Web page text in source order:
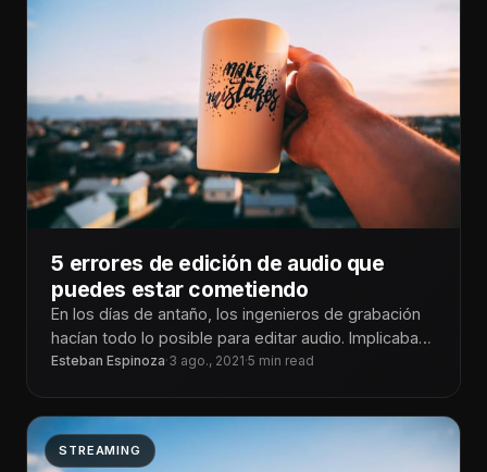
5 errores de edición de audio que
puedes estar cometiendo
En los días de antaño, los ingenieros de grabación
hacían todo lo posible para editar audio. Implicaba
cinta adhesiva, hojas
Esteban Espinoza·3 ago., 2021·5 min read
STREAMING